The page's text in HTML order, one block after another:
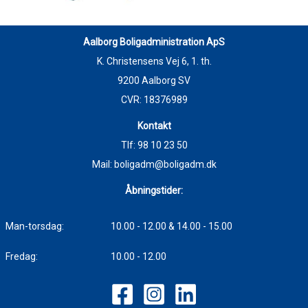
Aalborg Boligadministration ApS
K. Christensens Vej 6, 1. th.
9200 Aalborg SV
CVR: 18376989
Kontakt
Tlf: 98 10 23 50
Mail: boligadm@boligadm.dk
Åbningstider:
Man-torsdag: 10.00 - 12.00 & 14.00 - 15.00
Fredag: 10.00 - 12.00